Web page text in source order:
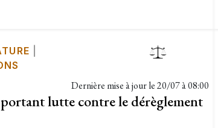
Dernière mise à jour le20/07 à 08:00
lutte contre le dérèglement